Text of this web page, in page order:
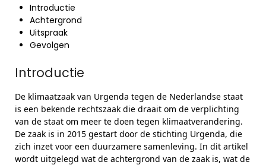
Introductie
Achtergrond
Uitspraak
Gevolgen
Introductie
De klimaatzaak van Urgenda tegen de Nederlandse staat
is een bekende rechtszaak die draait om de verplichting
van de staat om meer te doen tegen klimaatverandering.
De zaak is in 2015 gestart door de stichting Urgenda, die
zich inzet voor een duurzamere samenleving. In dit artikel
wordt uitgelegd wat de achtergrond van de zaak is, wat de